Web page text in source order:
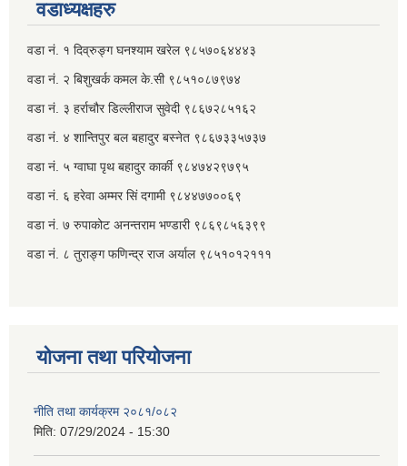
वडाध्यक्षहरु
वडा नं. १ दिव्रुङ्ग घनश्याम खरेल ९८५७०६४४४३
वडा नं. २ ‌‍बिशुखर्क कमल के.सी ९८५१०८७९७४
वडा नं. ३ हर्राचौर डिल्लीराज सुवेदी ९८६७२८५१६२
वडा नं. ४ शान्तिपुर बल बहादुर बस्नेत​ ९८६७३३५७३७
वडा नं. ५ ग्वाघा पृथ बहादुर कार्की ९८४७४२९७९५
वडा नं. ६ हरेवा अम्मर सिं दगामी​ ९८४४७७००६९
वडा नं. ७ ‌‍रुपाकोट अनन्तराम भण्डारी ९८६९८५६३९९
वडा नं. ८ तुराङ्ग फणिन्द्र राज अर्याल ९८५१०१२१११
योजना तथा परियोजना
नीति तथा कार्यक्रम २०८१/०८२
मिति: 07/29/2024 - 15:30